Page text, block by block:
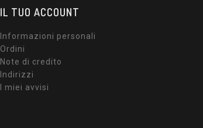
IL TUO ACCOUNT
Informazioni personali
Ordini
Note di credito
Indirizzi
I miei avvisi